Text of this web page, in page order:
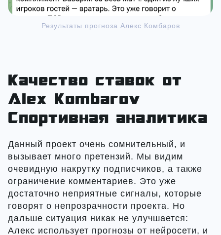
Результаты прогноза Алекс Комбаров
Качество ставок от
Alex Kombarov
Спортивная аналитика
Данный проект очень сомнительный, и
вызывает много претензий. Мы видим
очевидную накрутку подписчиков, а также
ограничение комментариев. Это уже
достаточно неприятные сигналы, которые
говорят о непрозрачности проекта. Но
дальше ситуация никак не улучшается:
Алекс использует прогнозы от нейросети, и